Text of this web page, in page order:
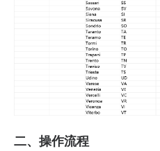
二、操作流程